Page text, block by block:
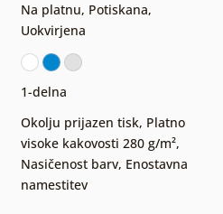
Na platnu, Potiskana,
Uokvirjena
1-delna
Okolju prijazen tisk, Platno
visoke kakovosti 280 g/m²,
Nasičenost barv, Enostavna
namestitev